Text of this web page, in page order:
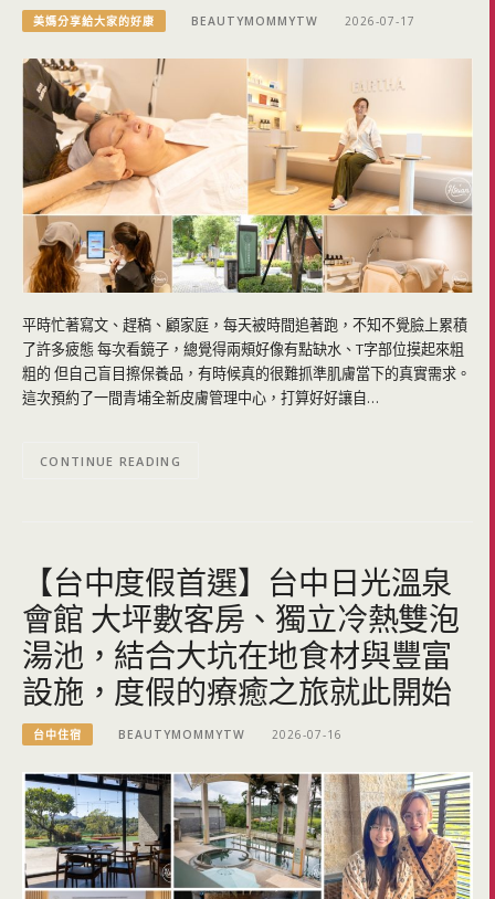
美媽分享給大家的好康 BEAUTYMOMMYTW 2026-07-17
平時忙著寫文、趕稿、顧家庭，每天被時間追著跑，不知不覺臉上累積
了許多疲態 每次看鏡子，總覺得兩頰好像有點缺水、T字部位摸起來粗
粗的 但自己盲目擦保養品，有時候真的很難抓準肌膚當下的真實需求。
這次預約了一間青埔全新皮膚管理中心，打算好好讓自…
CONTINUE READING
【台中度假首選】台中日光溫泉
會館 大坪數客房、獨立冷熱雙泡
湯池，結合大坑在地食材與豐富
設施，度假的療癒之旅就此開始
台中住宿 BEAUTYMOMMYTW 2026-07-16